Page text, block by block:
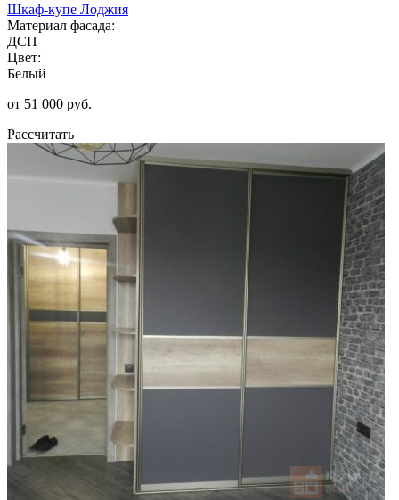
Шкаф-купе Лоджия
Материал фасада:
ДСП
Цвет:
Белый
от 51 000 руб.
Рассчитать